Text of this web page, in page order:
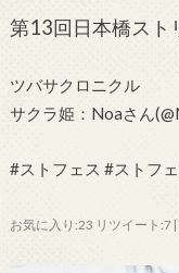
第13回日本橋スト
ツバサクロニクル
サクラ姫：Noaさん
#ストフェス #ストフ
お気に入り:23 リツイート:7